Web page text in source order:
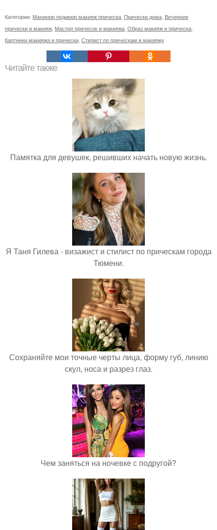
Категории: Маникюр педикюр макияж прическа Прически дома Вечерние
прически и макияж Мастер причесок и макияжа Образ макияж и прическа
Картинки макияжа и прически Стилист по прическам и макияжу
Читайте также
Памятка для девушек, решивших начать новую жизнь.
Я Таня Гилева - визажист и стилист по прическам города
Тюмени.
Сохраняйте мои точные черты лица, форму губ, линию
скул, носа и разрез глаз.
Чем заняться на ночевке с подругой?